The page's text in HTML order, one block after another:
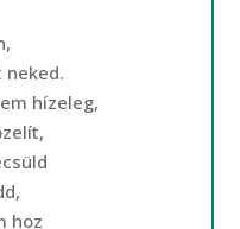
neked.
hízeleg,
hoz